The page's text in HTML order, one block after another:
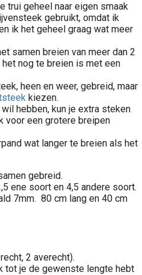
trui geheel naar eigen smaak
gebruikt, omdat ik
ik het geheel graag wat meer
samen breien van meer dan 2
nog te breien is met een
heen en weer, gebreid, maar
kiezen.
hebben, kun je extra steken
voor een grotere breipen
wat langer te breien als het
gebreid.
ene soort en 4,5 andere soort.
7mm. 80 cm lang en 40 cm
2 averecht).
tot je de gewenste lengte hebt